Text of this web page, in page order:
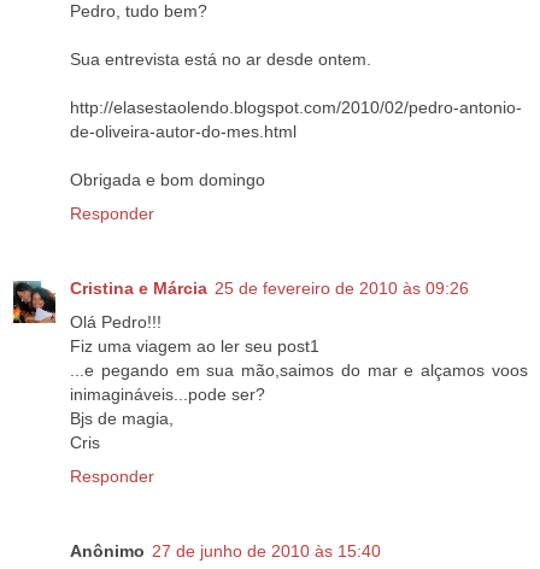
Pedro, tudo bem?
Sua entrevista está no ar desde ontem.
http://elasestaolendo.blogspot.com/2010/02/pedro-antonio-
de-oliveira-autor-do-mes.html
Obrigada e bom domingo
Responder
Cristina e Márcia 25 de fevereiro de 2010 às 09:26
Olá Pedro!!!
Fiz uma viagem ao ler seu post1
...e pegando em sua mão,saimos do mar e alçamos voos
inimagináveis...pode ser?
Bjs de magia,
Cris
Responder
Anônimo 27 de junho de 2010 às 15:40